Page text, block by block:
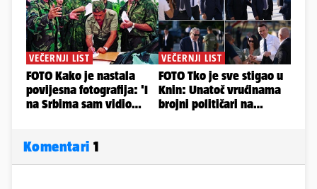
Komentari 1